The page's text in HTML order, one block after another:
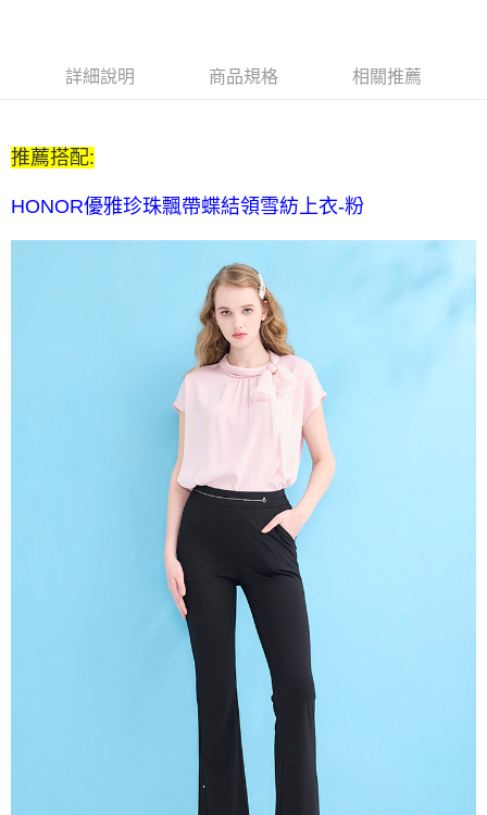
7-11取貨付款-訂單滿 $2000 元即享免運服務-未滿則另收 $80
7-11付款後取貨-訂單滿 $2000 元即享免運服務-未滿則另收
$80 元物流費
宅配送到家-訂單滿 $2000 元即享免運服務-未滿則另收 $120 元物
每筆NT$120，滿NT$2,000(含以上)免運費
詳細說明 商品規格 相關推薦
推薦搭配:
HONOR優雅珍珠飄帶蝶結領雪紡上衣-粉